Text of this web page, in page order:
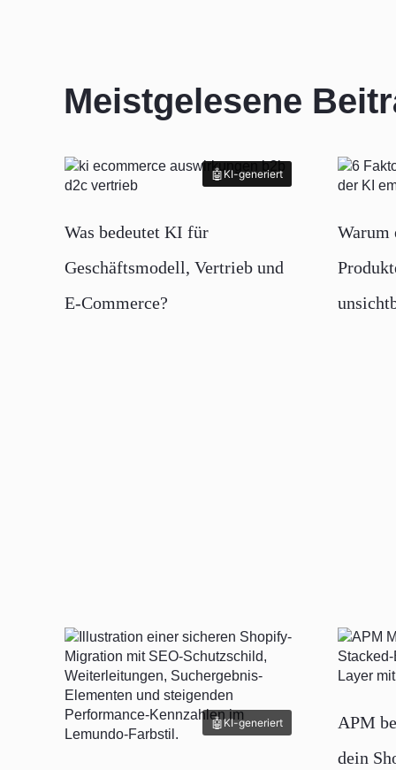
Meistgelesene
KI-generiert
KI-generiert
Was bedeutet KI für
Geschäftsmodell, Vertrieb und
E-Commerce?
Warum
KI-generiert
APM
dein